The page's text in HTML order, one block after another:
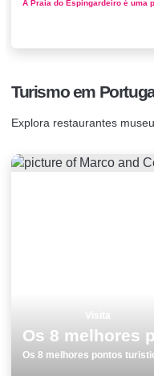
Turismo em
Explora restaurantes